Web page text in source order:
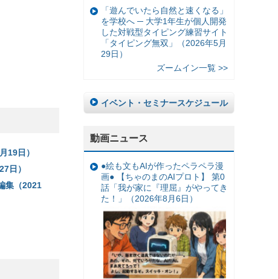
19日）
日）
集（2021
「遊んでいたら自然と速くなる」
を学校へ ─ 大学1年生が個人開発
した対戦型タイピング練習サイト
「タイピング無双」（2026年5月
29日）
ズームイン一覧 >>
イベント・セミナースケジュール
動画ニュース
●絵も文もAIが作ったペラペラ漫
画● 【ちゃのまのAIプロト】 第0
話「我が家に『理屈』がやってき
た！」（2026年8月6日）